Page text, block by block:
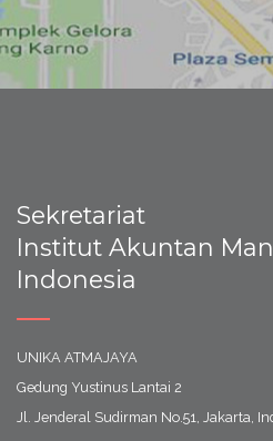
Sekretariat
Institut Akuntan
Indonesia
UNIKA ATMAJAYA
Gedung Yustinus Lantai 2
Jl. Jenderal Sudirman No.51, Jakarta,